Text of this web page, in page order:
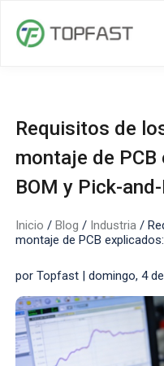
Requisitos de
montaje de PCB
BOM y Pick-
Inicio /Blog / Industria /
montaje de PCB
por Topfast | domingo, 4